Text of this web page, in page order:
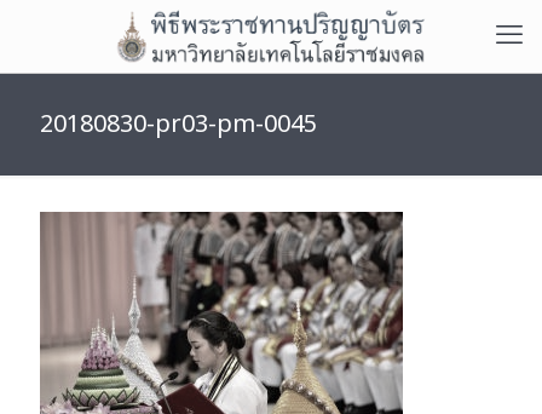
20180830-pr03-pm-0045